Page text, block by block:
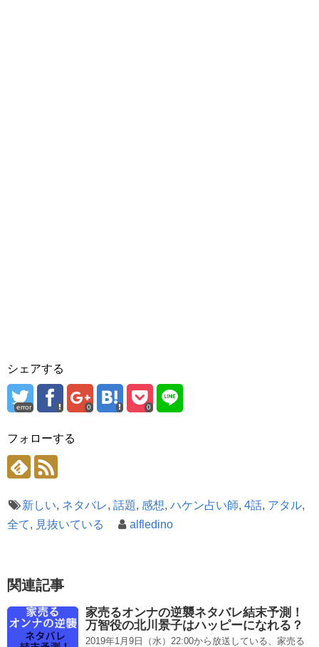
シェアする
error 0 0
フォローする
新しい, ネタバレ, 話題, 感想, ハケン占い師, 4話, アタル,
全て, 見抜いている alfledino
関連記事
家売るオンナの逆襲ネタバレ結末予測！
万智役の北川景子はハッピーになれる？
2019年1月9日（水）22:00から放送している、家売る